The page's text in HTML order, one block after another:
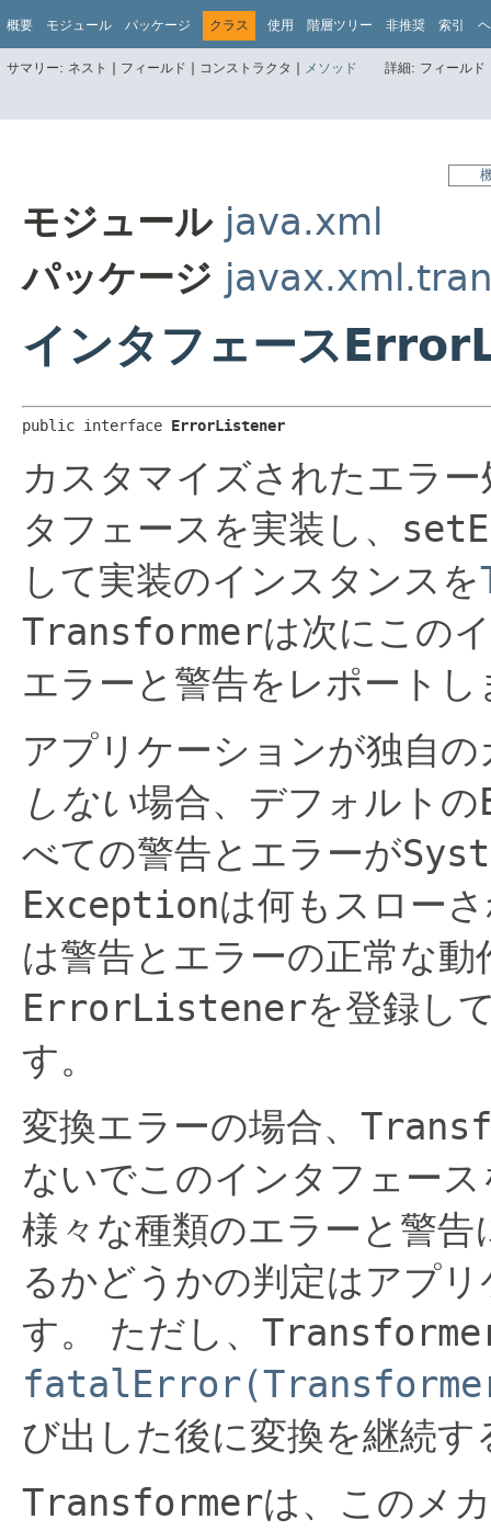
概要 モジュール パッケージ クラス 使用 階層ツリー 非推奨 索引
サマリー: ネスト | フィールド | コンストラクタ | メソッド 詳細: フィール
モジュール java.xml
パッケージ
インタフェース
public interface ErrorListener
カスタマイズされたエラ
タフェースを実装し、
して実装のインスタンスを
Transformerは次にこの
エラーと警告をレポートし
アプリケーションが独自
しない場合、デフォルトの
べての警告とエラーが
Exceptionは何もスロー
は警告とエラーの正常な
ErrorListenerを登録し
す。
変換エラーの場合、
ないでこのインタフェー
様々な種類のエラーと警告
るかどうかの判定はアプ
す。
ただし、
び出した後に変換を継続
Transformerは、このメ